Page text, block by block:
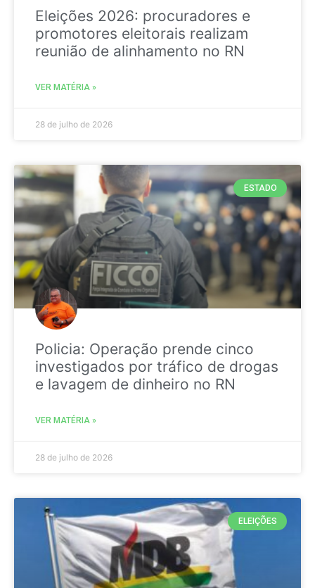
Eleições 2026: procuradores e
promotores eleitorais realizam
reunião de alinhamento no RN
VER MATÉRIA »
28 de julho de 2026
ESTADO
Policia: Operação prende cinco
investigados por tráfico de drogas
e lavagem de dinheiro no RN
VER MATÉRIA »
28 de julho de 2026
ELEIÇÕES